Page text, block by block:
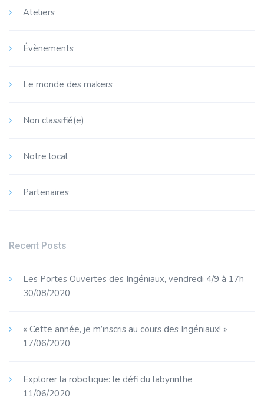
Ateliers
Évènements
Le monde des makers
Non classifié(e)
Notre local
Partenaires
Recent Posts
Les Portes Ouvertes des Ingéniaux, vendredi 4/9 à 17h
30/08/2020
« Cette année, je m’inscris au cours des Ingéniaux! »
17/06/2020
Explorer la robotique: le défi du labyrinthe
11/06/2020